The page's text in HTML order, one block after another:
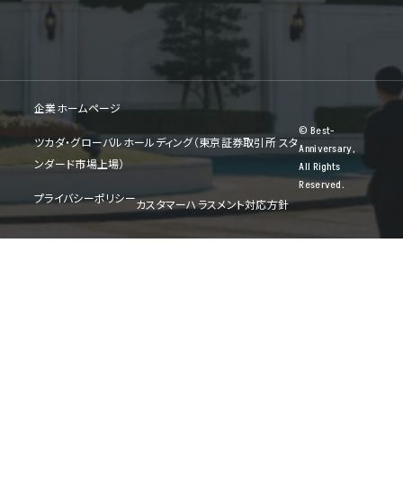
企業ホームページ
ツカダ・グローバルホールディング（東京証券取引所 スタ
ンダード市場上場）
プライバシーポリシーカスタマーハラスメント対応方針
© Best-
Anniversary,
All Rights
Reserved.